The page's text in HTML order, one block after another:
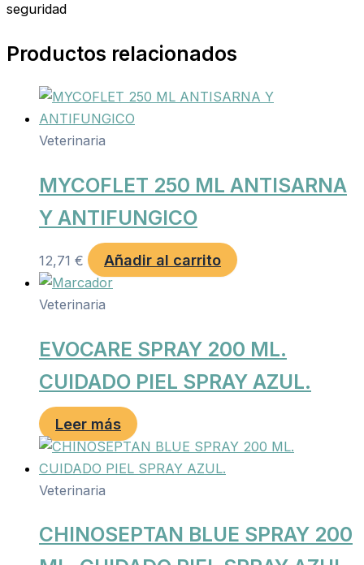
seguridad
Productos relacionados
Veterinaria
MYCOFLET 250 ML ANTISARNA
Y ANTIFUNGICO
12,71 € Añadir al carrito
Veterinaria
EVOCARE SPRAY 200 ML.
CUIDADO PIEL SPRAY AZUL.
Leer más
Veterinaria
CHINOSEPTAN BLUE SPRAY 200